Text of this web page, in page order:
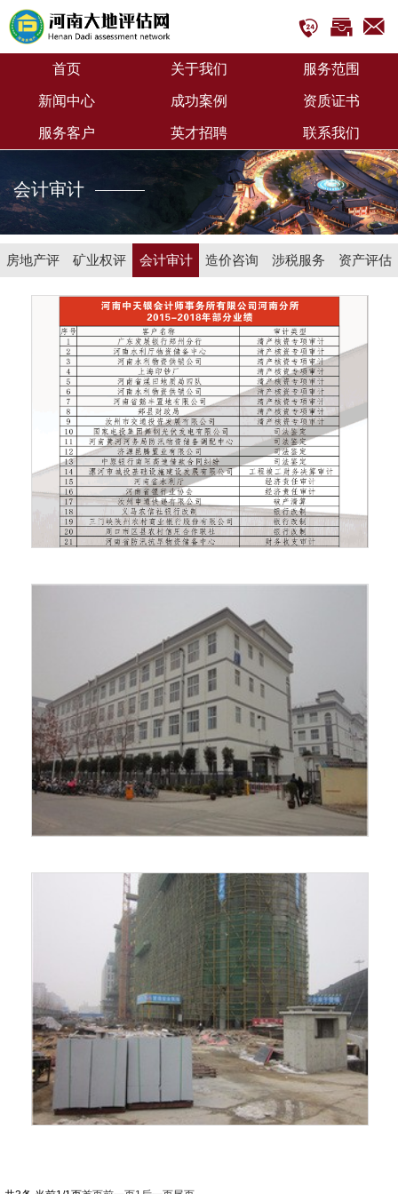
首页 关于我们 服务范围
新闻中心 成功案例 资质证书
服务客户 英才招聘 联系我们
会计审计 ————
房地产评
估
矿业权评
估
会计审计 造价咨询 涉税服务 资产评估